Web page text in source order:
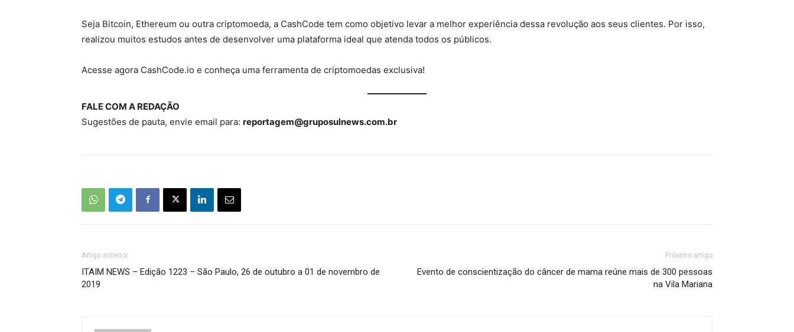
Seja Bitcoin, Ethereum ou outra criptomoeda, a CashCode tem como objetivo levar a melhor experiência dessa revolução aos seus clientes. Por isso,
realizou muitos estudos antes de desenvolver uma plataforma ideal que atenda todos os públicos.
Acesse agora CashCode.io e conheça uma ferramenta de criptomoedas exclusiva!
FALE COM A REDAÇÃO
Sugestões de pauta, envie email para: reportagem@gruposulnews.com.br
Artigo anterior
ITAIM NEWS – Edição 1223 – São Paulo, 26 de outubro a 01 de novembro de
2019
Próximo artigo
Evento de conscientização do câncer de mama reúne mais de 300 pessoas
na Vila Mariana